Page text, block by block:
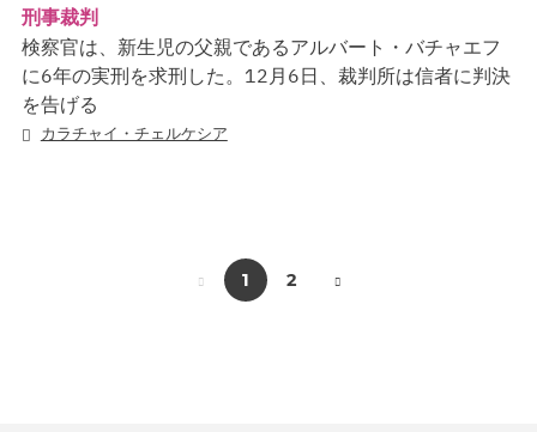
刑事裁判
検察官は、新生児の父親であるアルバート・バチャエフ
に6年の実刑を求刑した。12月6日、裁判所は信者に判決
を告げる
カラチャイ・チェルケシア
1 2